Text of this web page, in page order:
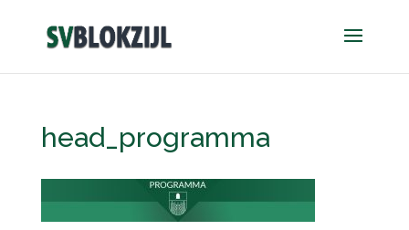
head_programma